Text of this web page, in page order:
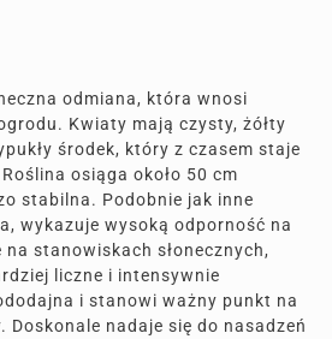
odmiana, która wnosi
Kwiaty mają czysty, żółty
środek, który z czasem staje
osiąga około 50 cm
stabilna. Podobnie jak inne
wykazuje wysoką odporność na
stanowiskach słonecznych,
liczne i intensywnie
i stanowi ważny punkt na
Doskonale nadaje się do nasadzeń